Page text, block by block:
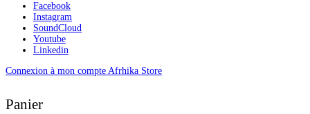
Facebook
Instagram
SoundCloud
Youtube
Linkedin
Connexion à mon compte Afrhika Store
Panier